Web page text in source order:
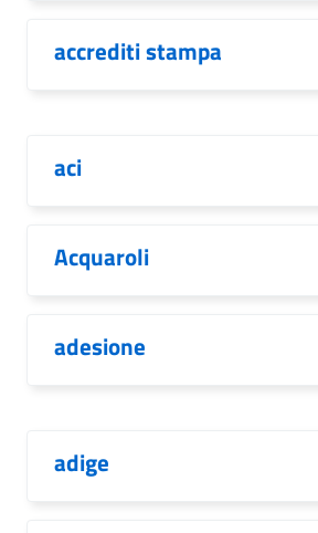
accrediti stampa
aci
Acquaroli
adesione
adige